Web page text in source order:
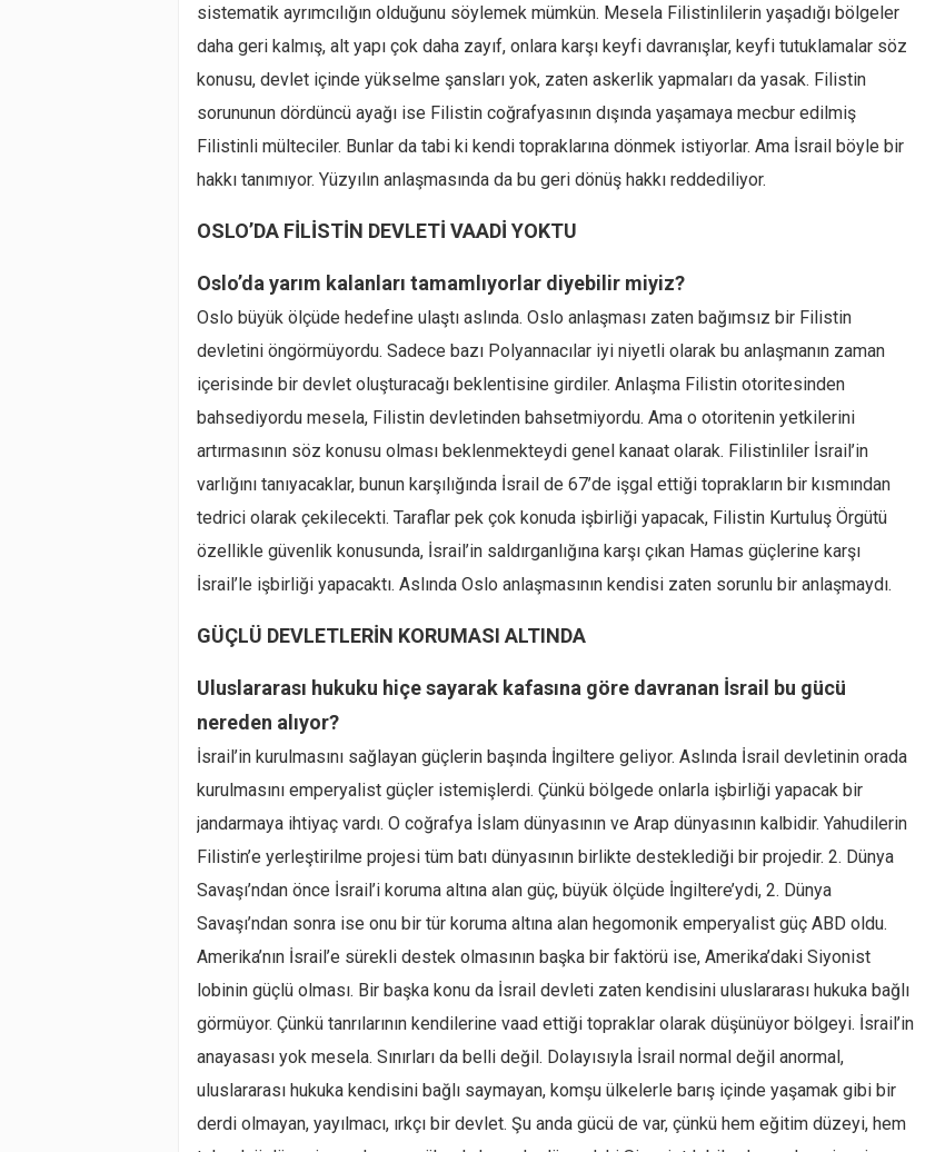
sistematik ayrımcılığın olduğunu söylemek mümkün. Mesela Filistinlilerin yaşadığı bölgeler
daha geri kalmış, alt yapı çok daha zayıf, onlara karşı keyfi davranışlar, keyfi tutuklamalar söz
konusu, devlet içinde yükselme şansları yok, zaten askerlik yapmaları da yasak. Filistin
sorununun dördüncü ayağı ise Filistin coğrafyasının dışında yaşamaya mecbur edilmiş
Filistinli mülteciler. Bunlar da tabi ki kendi topraklarına dönmek istiyorlar. Ama İsrail böyle bir
hakkı tanımıyor. Yüzyılın anlaşmasında da bu geri dönüş hakkı reddediliyor.
OSLO’DA FİLİSTİN DEVLETİ VAADİ YOKTU
Oslo’da yarım kalanları tamamlıyorlar diyebilir miyiz?
Oslo büyük ölçüde hedefine ulaştı aslında. Oslo anlaşması zaten bağımsız bir Filistin
devletini öngörmüyordu. Sadece bazı Polyannacılar iyi niyetli olarak bu anlaşmanın zaman
içerisinde bir devlet oluşturacağı beklentisine girdiler. Anlaşma Filistin otoritesinden
bahsediyordu mesela, Filistin devletinden bahsetmiyordu. Ama o otoritenin yetkilerini
artırmasının söz konusu olması beklenmekteydi genel kanaat olarak. Filistinliler İsrail’in
varlığını tanıyacaklar, bunun karşılığında İsrail de 67’de işgal ettiği toprakların bir kısmından
tedrici olarak çekilecekti. Taraflar pek çok konuda işbirliği yapacak, Filistin Kurtuluş Örgütü
özellikle güvenlik konusunda, İsrail’in saldırganlığına karşı çıkan Hamas güçlerine karşı
İsrail’le işbirliği yapacaktı. Aslında Oslo anlaşmasının kendisi zaten sorunlu bir anlaşmaydı.
GÜÇLÜ DEVLETLERİN KORUMASI ALTINDA
Uluslararası hukuku hiçe sayarak kafasına göre davranan İsrail bu gücü
nereden alıyor?
İsrail’in kurulmasını sağlayan güçlerin başında İngiltere geliyor. Aslında İsrail devletinin orada
kurulmasını emperyalist güçler istemişlerdi. Çünkü bölgede onlarla işbirliği yapacak bir
jandarmaya ihtiyaç vardı. O coğrafya İslam dünyasının ve Arap dünyasının kalbidir. Yahudilerin
Filistin’e yerleştirilme projesi tüm batı dünyasının birlikte desteklediği bir projedir. 2. Dünya
Savaşı’ndan önce İsrail’i koruma altına alan güç, büyük ölçüde İngiltere’ydi, 2. Dünya
Savaşı’ndan sonra ise onu bir tür koruma altına alan hegomonik emperyalist güç ABD oldu.
Amerika’nın İsrail’e sürekli destek olmasının başka bir faktörü ise, Amerika’daki Siyonist
lobinin güçlü olması. Bir başka konu da İsrail devleti zaten kendisini uluslararası hukuka bağlı
görmüyor. Çünkü tanrılarının kendilerine vaad ettiği topraklar olarak düşünüyor bölgeyi. İsrail’in
anayasası yok mesela. Sınırları da belli değil. Dolayısıyla İsrail normal değil anormal,
uluslararası hukuka kendisini bağlı saymayan, komşu ülkelerle barış içinde yaşamak gibi bir
derdi olmayan, yayılmacı, ırkçı bir devlet. Şu anda gücü de var, çünkü hem eğitim düzeyi, hem